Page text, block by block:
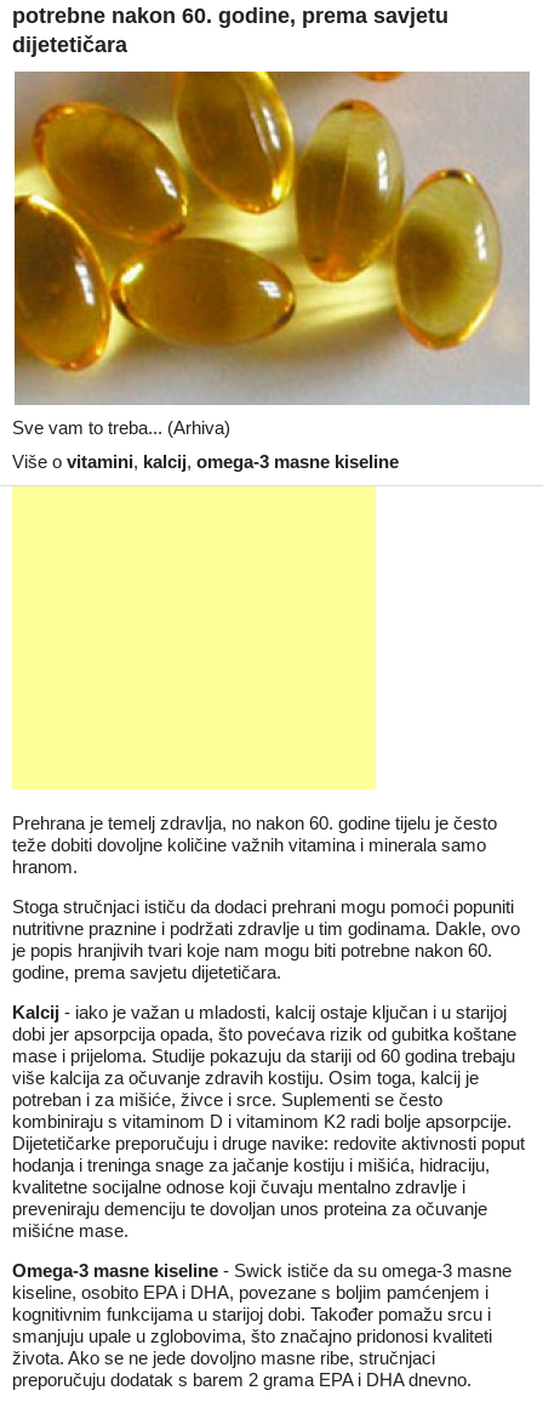
potrebne nakon 60. godine, prema savjetu
dijetetičara
Sve vam to treba... (Arhiva)
Više o vitamini, kalcij, omega-3 masne kiseline
Prehrana je temelj zdravlja, no nakon 60. godine tijelu je često
teže dobiti dovoljne količine važnih vitamina i minerala samo
hranom.
Stoga stručnjaci ističu da dodaci prehrani mogu pomoći popuniti
nutritivne praznine i podržati zdravlje u tim godinama. Dakle, ovo
je popis hranjivih tvari koje nam mogu biti potrebne nakon 60.
godine, prema savjetu dijetetičara.
Kalcij - iako je važan u mladosti, kalcij ostaje ključan i u starijoj
dobi jer apsorpcija opada, što povećava rizik od gubitka koštane
mase i prijeloma. Studije pokazuju da stariji od 60 godina trebaju
više kalcija za očuvanje zdravih kostiju. Osim toga, kalcij je
potreban i za mišiće, živce i srce. Suplementi se često
kombiniraju s vitaminom D i vitaminom K2 radi bolje apsorpcije.
Dijetetičarke preporučuju i druge navike: redovite aktivnosti poput
hodanja i treninga snage za jačanje kostiju i mišića, hidraciju,
kvalitetne socijalne odnose koji čuvaju mentalno zdravlje i
preveniraju demenciju te dovoljan unos proteina za očuvanje
mišićne mase.
Omega-3 masne kiseline - Swick ističe da su omega-3 masne
kiseline, osobito EPA i DHA, povezane s boljim pamćenjem i
kognitivnim funkcijama u starijoj dobi. Također pomažu srcu i
smanjuju upale u zglobovima, što značajno pridonosi kvaliteti
života. Ako se ne jede dovoljno masne ribe, stručnjaci
preporučuju dodatak s barem 2 grama EPA i DHA dnevno.